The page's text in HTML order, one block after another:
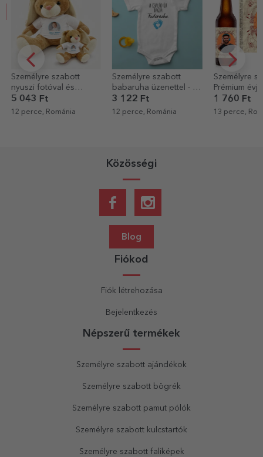
Személyre szabott
babaruha üzenettel - Új
tag
3 122 Ft
12 perce, Románia
Személyre szabott sör -
Prémium évjárat
1 760 Ft
13 perce, Románia
StarGift
400 Ft
14 perce,
Közösségi
Blog
Fiókod
Fiók létrehozása
Bejelentkezés
Népszerű termékek
Személyre szabott ajándékok
Személyre szabott bögrék
Személyre szabott pamut pólók
Személyre szabott kulcstartók
Személyre szabott faliképek